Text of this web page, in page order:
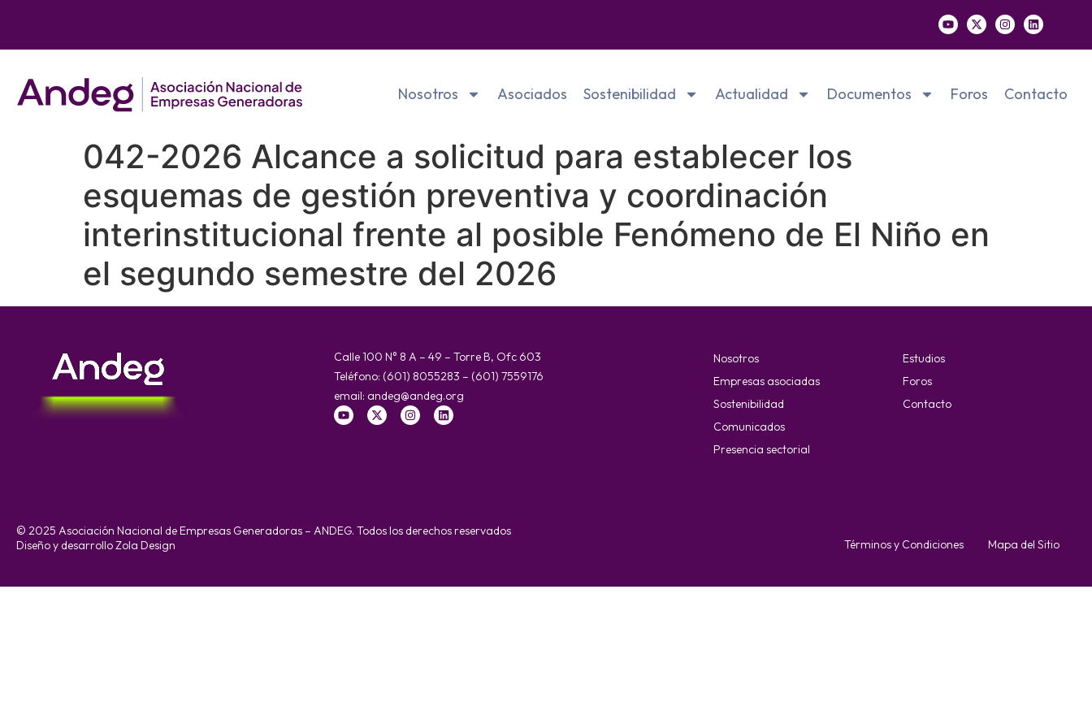
Nosotros Asociados Sostenibilidad Actualidad Documentos Foros Contacto
042-2026 Alcance a solicitud para establecer los
esquemas de gestión preventiva y coordinación
interinstitucional frente al posible Fenómeno de El Niño en
el segundo semestre del 2026
Calle 100 N° 8 A – 49 – Torre B, Ofc 603
Teléfono: (601) 8055283 – (601) 7559176
email: andeg@andeg.org
Nosotros
Empresas asociadas
Sostenibilidad
Comunicados
Presencia sectorial
Estudios
Foros
Contacto
© 2025 Asociación Nacional de Empresas Generadoras – ANDEG. Todos los derechos reservados
Diseño y desarrollo Zola Design
Términos y Condiciones Mapa del Sitio